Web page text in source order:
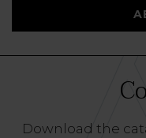
Download the